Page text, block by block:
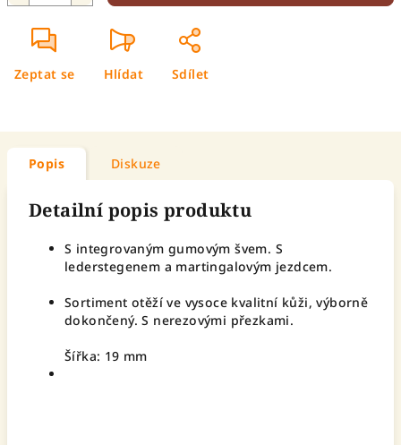
Zeptat se Hlídat Sdílet
Popis Diskuze
Detailní popis produktu
S integrovaným gumovým švem. S
lederstegenem a martingalovým jezdcem.
Sortiment otěží ve vysoce kvalitní kůži, výborně
dokončený. S nerezovými přezkami.
Šířka: 19 mm